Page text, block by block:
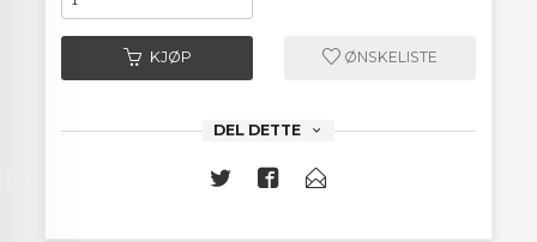
KJØP ØNSKELISTE
DEL DETTE